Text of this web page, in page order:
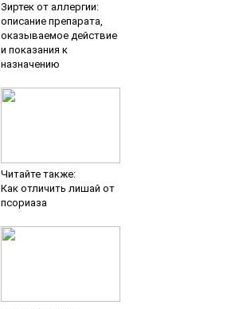
Зиртек от аллергии:
описание препарата,
оказываемое действие
и показания к
назначению
Читайте также:
Как отличить лишай от
псориаза